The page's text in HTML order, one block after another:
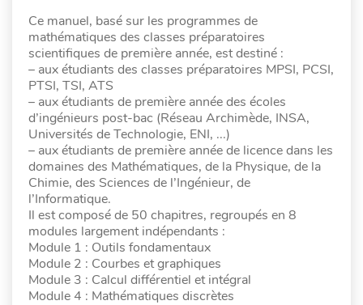
Ce manuel, basé sur les programmes de
mathématiques des classes préparatoires
scientifiques de première année, est destiné :
– aux étudiants des classes préparatoires MPSI, PCSI,
PTSI, TSI, ATS
– aux étudiants de première année des écoles
d’ingénieurs post-bac (Réseau Archimède, INSA,
Universités de Technologie, ENI, ...)
– aux étudiants de première année de licence dans les
domaines des Mathématiques, de la Physique, de la
Chimie, des Sciences de l’Ingénieur, de
l’Informatique.
Il est composé de 50 chapitres, regroupés en 8
modules largement indépendants :
Module 1 : Outils fondamentaux
Module 2 : Courbes et graphiques
Module 3 : Calcul différentiel et intégral
Module 4 : Mathématiques discrètes